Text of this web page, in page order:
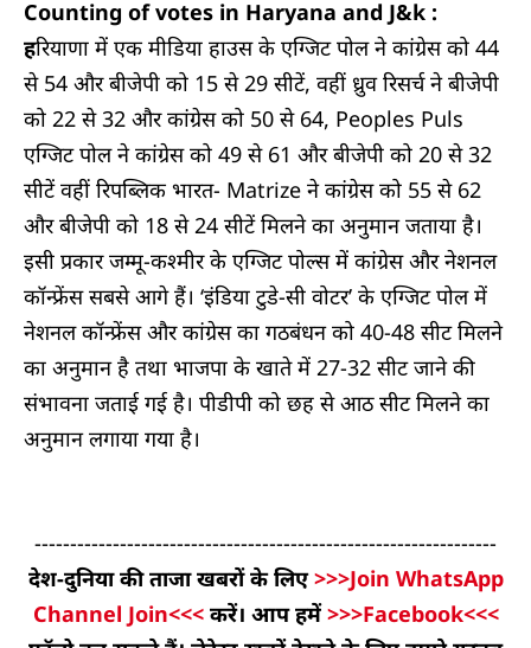
Counting of votes in Haryana and J&k :
हरियाणा में एक मीडिया हाउस के एग्जिट पोल ने कांग्रेस को 44
से 54 और बीजेपी को 15 से 29 सीटें, वहीं ध्रुव रिसर्च ने बीजेपी
को 22 से 32 और कांग्रेस को 50 से 64, Peoples Puls
एग्जिट पोल ने कांग्रेस को 49 से 61 और बीजेपी को 20 से 32
सीटें वहीं रिपब्लिक भारत- Matrize ने कांग्रेस को 55 से 62
और बीजेपी को 18 से 24 सीटें मिलने का अनुमान जताया है।
इसी प्रकार जम्मू-कश्मीर के एग्जिट पोल्स में कांग्रेस और नेशनल
कॉन्‍फ्रेंस सबसे आगे हैं। ‘इंडिया टुडे-सी वोटर’ के एग्जिट पोल में
नेशनल कॉन्‍फ्रेंस और कांग्रेस का गठबंधन को 40-48 सीट मिलने
का अनुमान है तथा भाजपा के खाते में 27-32 सीट जाने की
संभावना जताई गई है। पीडीपी को छह से आठ सीट मिलने का
अनुमान लगाया गया है।
-----------------------------------------------------------------
देश-दुनिया की ताजा खबरों के लिए>>>Join WhatsApp
Channel Join<<< करें। आप हमें>>>Facebook<<<